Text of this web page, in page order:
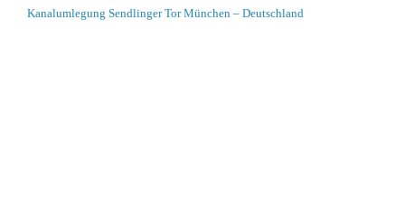
Kanalumlegung Sendlinger Tor München – Deutschland